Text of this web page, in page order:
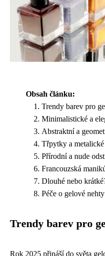
Obsah článku:
Trendy barev pro
Minimalistické a
Abstraktní a
Třpytky a
Přírodní a nude
Francouzská
Dlouhé nebo
Péče o gelové
Trendy barev pro
Rok 2025 přináší do světa